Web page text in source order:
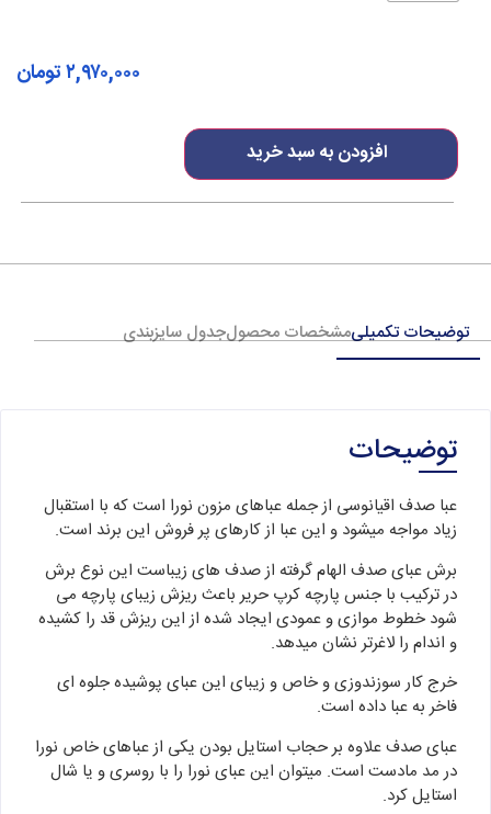
افزودن به سبد خرید
۲,۹۷۰,۰۰۰تومان
توضیحات تکمیلیمشخصات محصولجدول سایزبندی
توضیحات
عبا صدف اقیانوسی از جمله عباهای مزون نورا است که با استقبال
زیاد مواجه میشود و این عبا از کارهای پر فروش این برند است.
برش عبای صدف الهام گرفته از صدف های زیباست این نوع برش
در ترکیب با جنس پارچه کرپ حریر باعث ریزش زیبای پارچه می
شود خطوط موازی و عمودی ایجاد شده از این ریزش قد را کشیده
و اندام را لاغرتر نشان میدهد.
خرج کار سوزندوزی و خاص و زیبای این عبای پوشیده جلوه ای
فاخر به عبا داده است.
عبای صدف علاوه بر حجاب استایل بودن یکی از عباهای خاص نورا
در مد مادست است. میتوان این عبای نورا را با روسری و یا شال
استایل کرد.